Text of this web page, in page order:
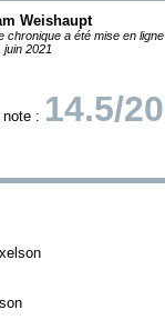
Weishaupt
chronique a été mise en ligne
juin 2021
note : 14.5/20